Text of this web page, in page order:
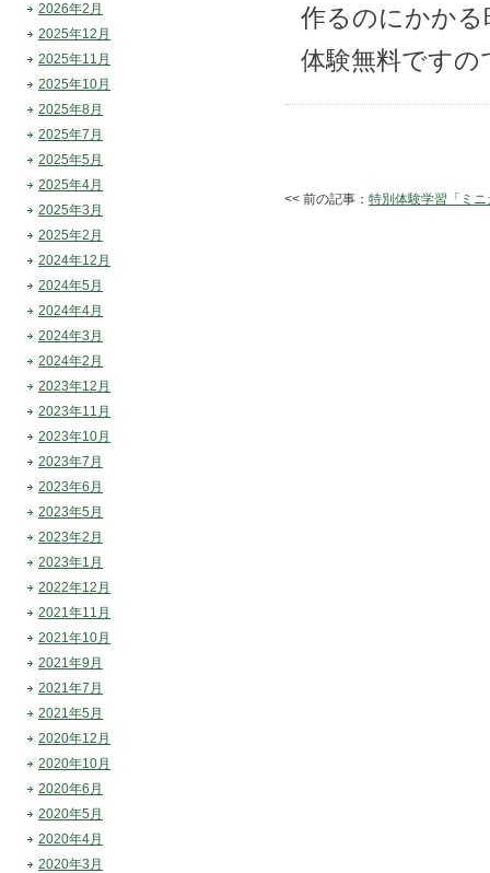
作るのにかか
体験無料です
<< 前の記事： 特別体験学習「ミ
2026年2月
2025年12月
2025年11月
2025年10月
2025年8月
2025年7月
2025年5月
2025年4月
2025年3月
2025年2月
2024年12月
2024年5月
2024年4月
2024年3月
2024年2月
2023年12月
2023年11月
2023年10月
2023年7月
2023年6月
2023年5月
2023年2月
2023年1月
2022年12月
2021年11月
2021年10月
2021年9月
2021年7月
2021年5月
2020年12月
2020年10月
2020年6月
2020年5月
2020年4月
2020年3月